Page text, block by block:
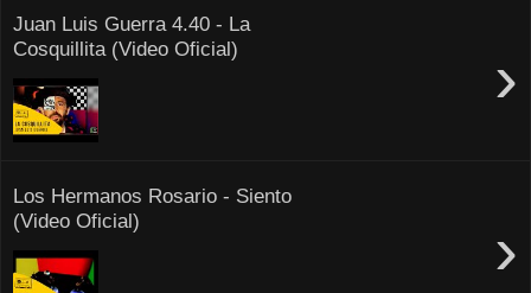
Juan Luis Guerra 4.40 - La
Cosquillita (Video Oficial)
›
Los Hermanos Rosario - Siento
(Video Oficial)
›